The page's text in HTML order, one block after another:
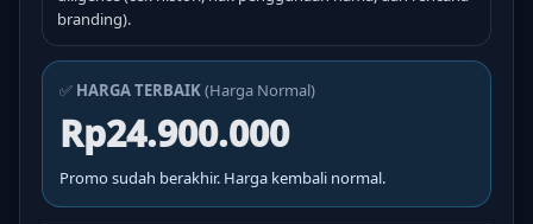
branding).
✅ HARGA TERBAIK(Harga Normal)
Rp24.900.000
Promo sudah berakhir. Harga kembali normal.